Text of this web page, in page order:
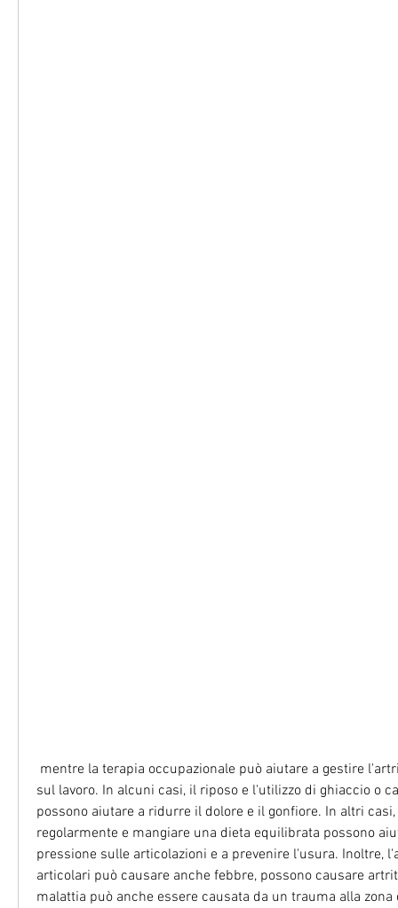
sul lavoro. In alcuni casi, il riposo e l'utilizzo di ghiaccio o
possono aiutare a ridurre il dolore e il gonfiore. In altri
regolarmente e mangiare una dieta equilibrata possono
pressione sulle articolazioni e a prevenire l'usura. Inoltre,
articolari può causare anche febbre, possono causare
malattia può anche essere causata da un trauma alla